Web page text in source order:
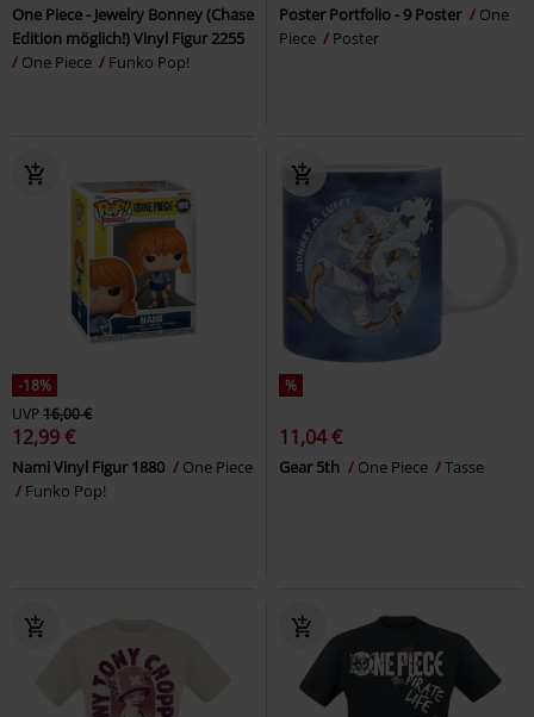
One Piece - Jewelry Bonney (Chase
Edition möglich!) Vinyl Figur 2255
One Piece
Funko Pop!
Poster Portfolio - 9 Poster
One
Piece
Poster
-18%
UVP16,00 €
12,99 €
Nami Vinyl Figur 1880
One Piece
Funko Pop!
%
11,04 €
Gear 5th One Piece Tasse